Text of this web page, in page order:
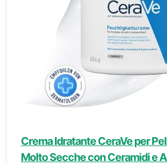
Crema Idratante CeraVe per
Molto Secche con Ceramidi e